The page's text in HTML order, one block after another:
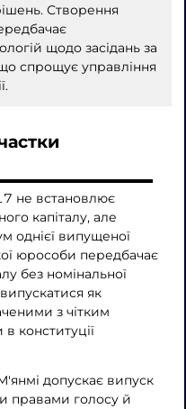
Створення
щодо засідань за
спрощує управління
не встановлює
капіталу, але
однієї випущеної
юрособи передбачає
без номінальної
як
з чітким
конституції
допускає випуск
правами голосу й